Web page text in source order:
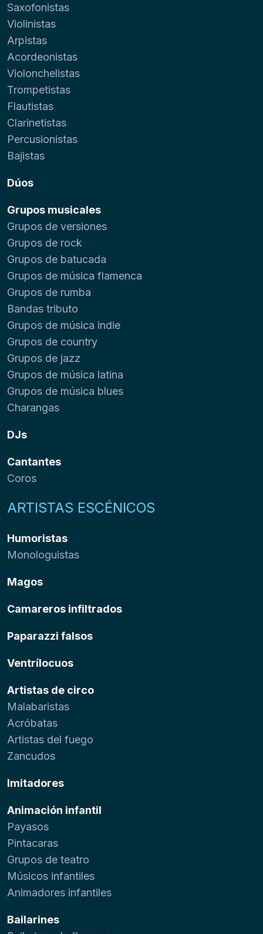
Saxofonistas
Violinistas
Arpistas
Acordeonistas
Violonchelistas
Trompetistas
Flautistas
Clarinetistas
Percusionistas
Bajistas
Dúos
Grupos musicales
Grupos de versiones
Grupos de rock
Grupos de batucada
Grupos de música flamenca
Grupos de rumba
Bandas tributo
Grupos de música indie
Grupos de country
Grupos de jazz
Grupos de música latina
Grupos de música blues
Charangas
DJs
Cantantes
Coros
ARTISTAS ESCÉNICOS
Humoristas
Monologuistas
Magos
Camareros infiltrados
Paparazzi falsos
Ventrílocuos
Artistas de circo
Malabaristas
Acróbatas
Artistas del fuego
Zancudos
Imitadores
Animación infantil
Payasos
Pintacaras
Grupos de teatro
Músicos infantiles
Animadores infantiles
Bailarines